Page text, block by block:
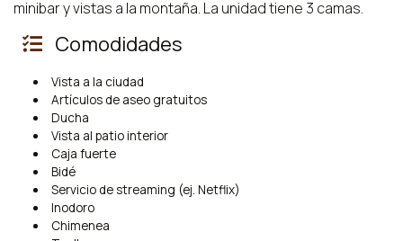
minibar y vistas a la montaña. La unidad tiene 3 camas.
Comodidades
Vista a la ciudad
Artículos de aseo gratuitos
Ducha
Vista al patio interior
Caja fuerte
Bidé
Servicio de streaming (ej. Netflix)
Inodoro
Chimenea